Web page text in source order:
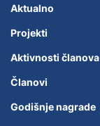
Aktualno
Projekti
Aktivnosti članova
Članovi
Godišnje nagrade